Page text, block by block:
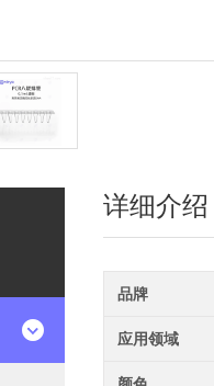
详细介绍
品牌
应用领域